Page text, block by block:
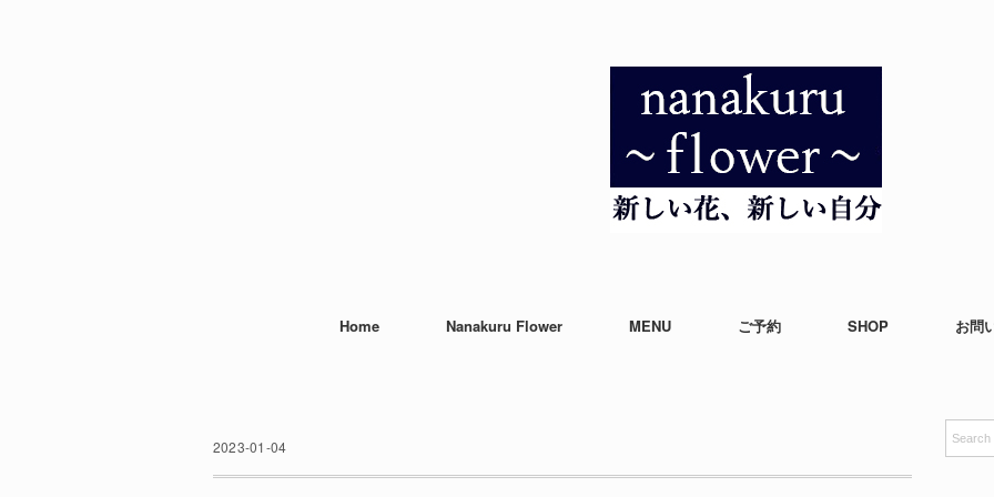
Home Nanakuru Flower MENU ご予約 SHOP お問
2023-01-04